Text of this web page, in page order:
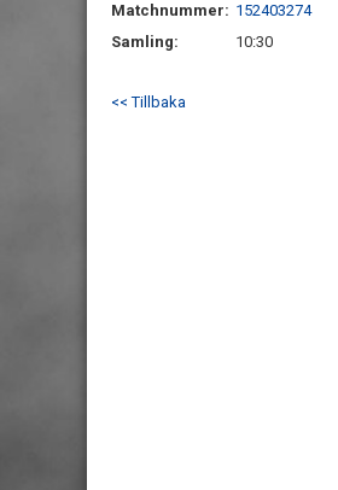
Matchnummer: 152403274
Samling:
10:30
<< Tillbaka